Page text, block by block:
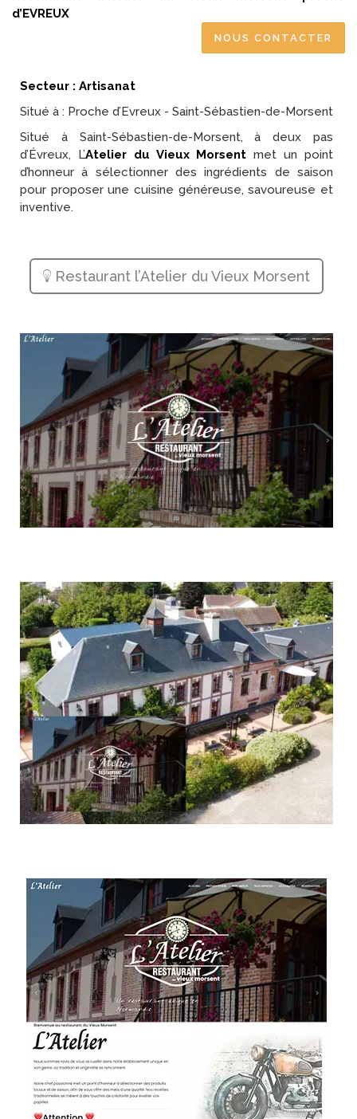
d’EVREUX
NOUS CONTACTER
Secteur : Artisanat
Situé à : Proche d’Evreux - Saint-Sébastien-de-Morsent
Situé à Saint-Sébastien-de-Morsent, à deux pas
d’Évreux, L’Atelier du Vieux Morsentmet un point
d’honneur à sélectionner des ingrédients de saison
pour proposer une cuisine généreuse, savoureuse et
inventive.
Restaurant l’Atelier du Vieux Morsent